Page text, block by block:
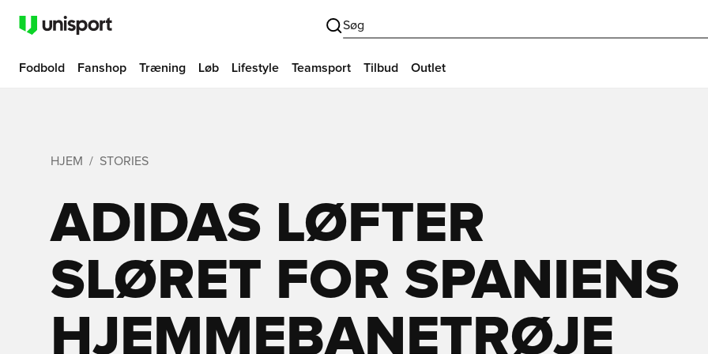
Søg
Fodbold Fanshop Træning Løb Lifestyle Teamsport Tilbud Outlet
HJEM STORIES
ADIDAS LØFTER
SLØRET FOR SPANIENS
HJEMMEBANETRØJE